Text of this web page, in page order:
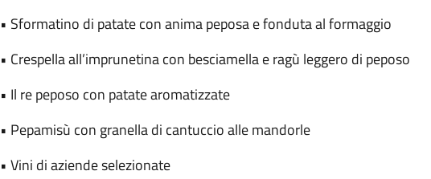
• Sformatino di patate con anima peposa e fonduta al formaggio
• Crespella all’imprunetina con besciamella e ragù leggero di peposo
• Il re peposo con patate aromatizzate
• Pepamisù con granella di cantuccio alle mandorle
• Vini di aziende selezionate